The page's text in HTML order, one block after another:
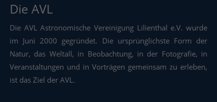
Die AVL
Die AVL Astronomische Vereinigung Lilienthal e.V. wurde
im Juni 2000 gegründet. Die ursprünglichste Form der
Natur, das Weltall, in Beobachtung, in der Fotografie, in
Veranstaltungen und in Vorträgen gemeinsam zu erleben,
ist das Ziel der AVL.